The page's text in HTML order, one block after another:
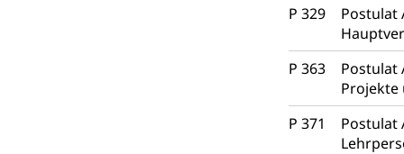
P 329
Postulat
P 363
Postulat
Projekte
P 371
Postulat
Zivilschutz
Staat und Recht